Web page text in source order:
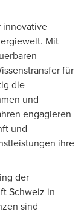
innovative
Mit
für
die
und
engagieren
und
ihre
der
Schweiz in
sind